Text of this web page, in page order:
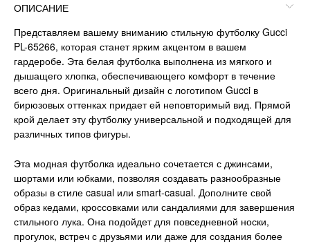
ОПИСАНИЕ
Представляем вашему вниманию стильную футболку Gucci
PL-65266, которая станет ярким акцентом в вашем
гардеробе. Эта белая футболка выполнена из мягкого и
дышащего хлопка, обеспечивающего комфорт в течение
всего дня. Оригинальный дизайн с логотипом Gucci в
бирюзовых оттенках придает ей неповторимый вид. Прямой
крой делает эту футболку универсальной и подходящей для
различных типов фигуры.
Эта модная футболка идеально сочетается с джинсами,
шортами или юбками, позволяя создавать разнообразные
образы в стиле casual или smart-casual. Дополните свой
образ кедами, кроссовками или сандалиями для завершения
стильного лука. Она подойдет для повседневной носки,
прогулок, встреч с друзьями или даже для создания более